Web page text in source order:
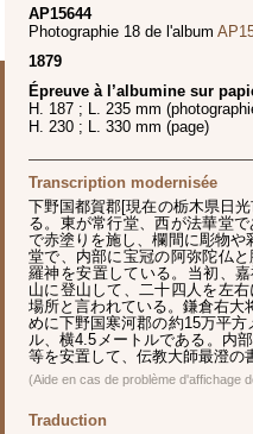
AP15644
Photographie 18 de l'album
1879
Épreuve à l’albumine sur
H. 187 ; L. 235 mm
H. 230 ; L. 330 mm (page)
Transcription modernisée
下野国都賀郡[現在の栃木県日
る。東が常行堂、西が法華堂
で赤塗りを施し、欄間に彫物
堂で、内部に宝冠の阿弥陀仏
羅神を安置している。当初、
山に登山して、二十四人を左
場所と言われている。鎌倉右大
めに下野国寒河郡の約15万平
ル、横4.5メートルである。内
等を安置して、伝教大師最澄の
(Aide en cas de problème d'affichage
Traduction